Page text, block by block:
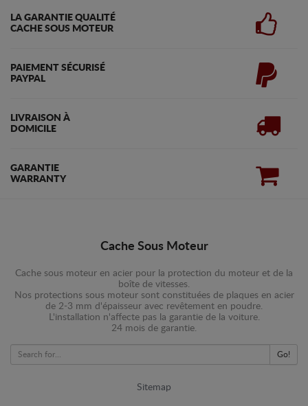
LA GARANTIE QUALITÉ
CACHE SOUS MOTEUR
PAIEMENT SÉCURISÉ
PAYPAL
LIVRAISON À
DOMICILE
GARANTIE
WARRANTY
Cache Sous Moteur
Cache sous moteur en acier pour la protection du moteur et de la
boîte de vitesses.
Nos protections sous moteur sont constituées de plaques en acier
de 2-3 mm d'épaisseur avec revêtement en poudre.
L'installation n'affecte pas la garantie de la voiture.
24 mois de garantie.
Go!
Sitemap